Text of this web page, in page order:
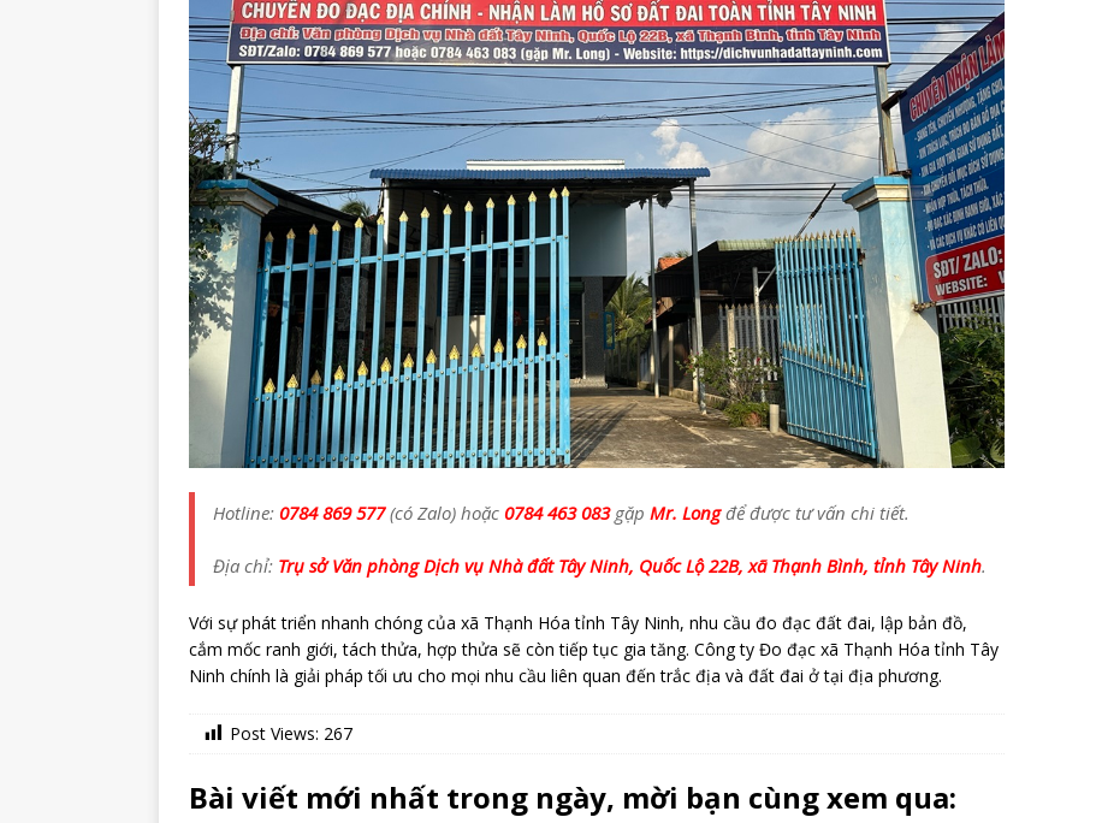
Hotline: 0784 869 577(có Zalo) hoặc 0784 463 083gặp Mr. Longđể được tư vấn chi tiết.
Địa chỉ: Trụ sở Văn phòng Dịch vụ Nhà đất Tây Ninh, Quốc Lộ 22B, xã Thạnh Bình, tỉnh Tây Ninh.
Với sự phát triển nhanh chóng của xã Thạnh Hóa tỉnh Tây Ninh, nhu cầu đo đạc đất đai, lập bản đồ,
cắm mốc ranh giới, tách thửa, hợp thửa sẽ còn tiếp tục gia tăng. Công ty Đo đạc xã Thạnh Hóa tỉnh Tây
Ninh chính là giải pháp tối ưu cho mọi nhu cầu liên quan đến trắc địa và đất đai ở tại địa phương.
Post Views: 267
Bài viết mới nhất trong ngày, mời bạn cùng xem qua: